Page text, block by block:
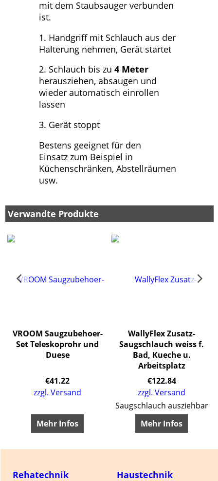
mit dem Staubsauger verbunden
ist.
1. Handgriff mit Schlauch aus der
Halterung nehmen, Gerät startet
2. Schlauch bis zu 4 Meter
herausziehen, absaugen und
wieder automatisch einrollen
lassen
3. Gerät stoppt
Bestens geeignet für den
Einsatz zum Beispiel in
Küchenschränken, Abstellräumen
usw.
Verwandte Produkte
VROOM Saugzubehoer-
Set Teleskoprohr und
Duese
€41.22
zzgl. Versand
Mehr Infos
WallyFlex Zusatz-
Saugschlauch weiss f.
Bad, Kueche u.
Arbeitsplatz
€122.84
zzgl. Versand
Saugschlauch ausziehbar
Mehr Infos
Haustechnik
Rehatechnik